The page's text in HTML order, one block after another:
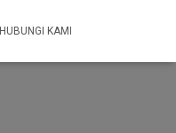
HUBUNGI KAMI